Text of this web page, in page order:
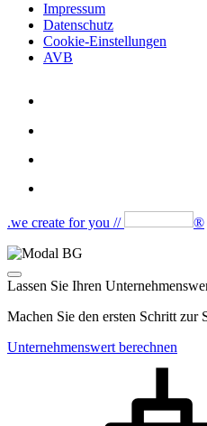
Impressum
Datenschutz
Cookie-Einstellungen
AVB
.we create for you // ®
Lassen Sie Ihren
Machen Sie den ersten Schritt zur
Unternehmenswert berechnen